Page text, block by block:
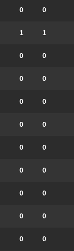
0
0
1
1
0
0
0
0
0
0
0
0
0
0
0
0
0
0
0
0
0
0